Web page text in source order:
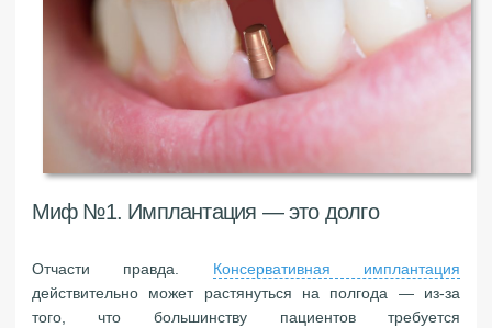
Миф №1. Имплантация — это долго
Отчасти правда. Консервативная имплантация
действительно может растянуться на полгода — из-за
того, что большинству пациентов требуется